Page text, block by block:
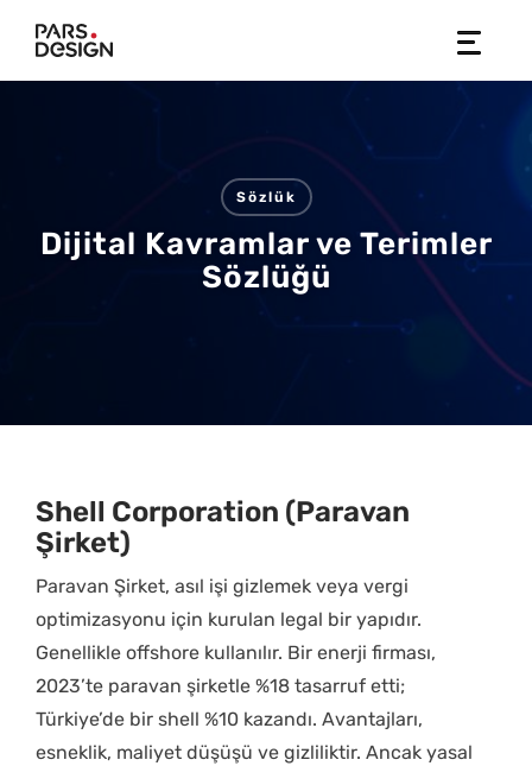
content
Sözlük
Dijital Kavramlar ve Terimler
Sözlüğü
Shell Corporation (Paravan
Şirket)
Paravan Şirket, asıl işi gizlemek veya vergi
optimizasyonu için kurulan legal bir yapıdır.
Genellikle offshore kullanılır. Bir enerji firması,
2023’te paravan şirketle %18 tasarruf etti;
Türkiye’de bir shell %10 kazandı. Avantajları,
esneklik, maliyet düşüşü ve gizliliktir. Ancak yasal